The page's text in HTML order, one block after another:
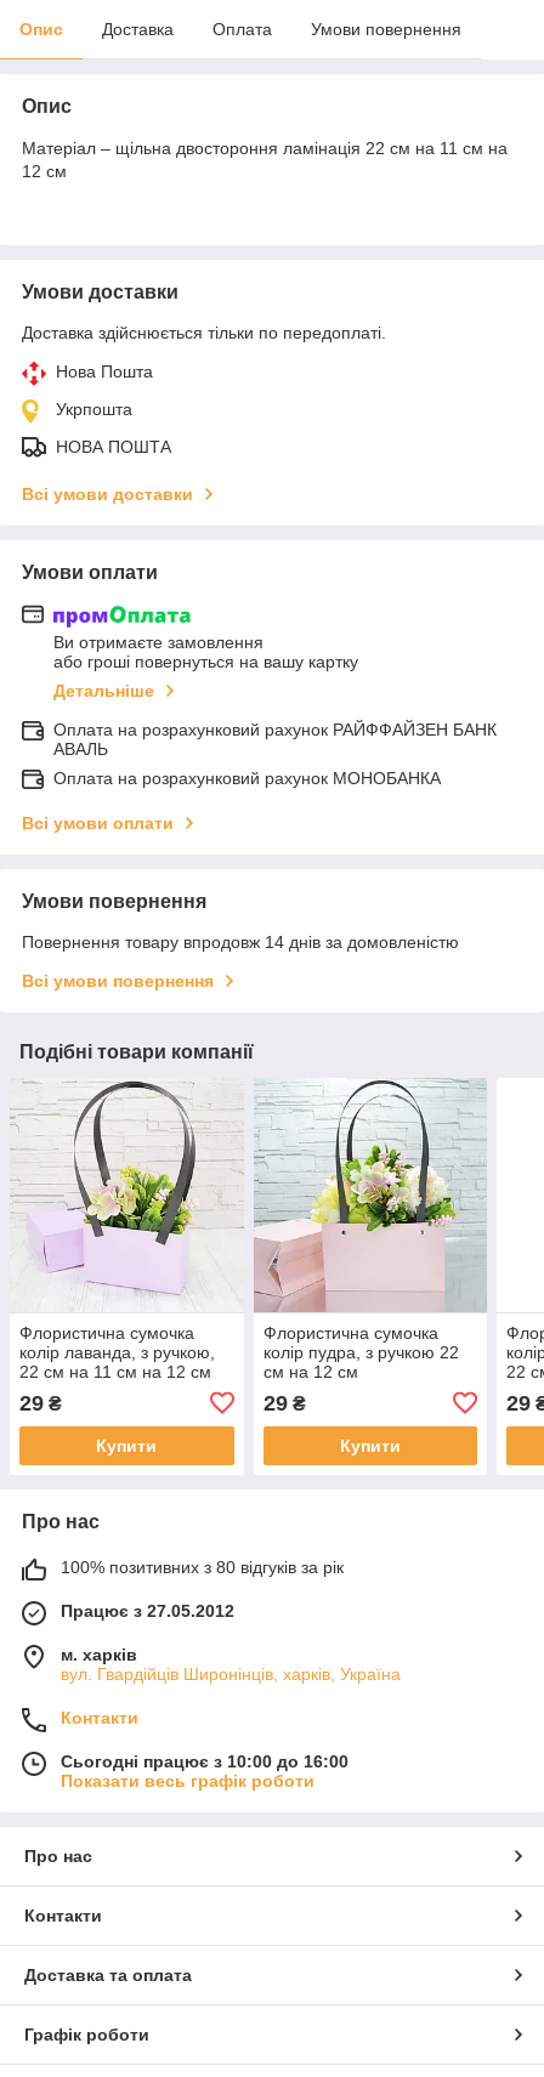
Опис Доставка Оплата Умови повернення
Опис
Матеріал – щільна двостороння ламінація 22 см на 11 см на
12 см
Умови доставки
Доставка здійснюється тільки по передоплаті.
Нова Пошта
Укрпошта
НОВА ПОШТА
Всі умови доставки
Умови оплати
Ви отримаєте замовлення
або гроші повернуться на вашу картку
Детальніше
Оплата на розрахунковий рахунок РАЙФФАЙЗЕН БАНК
АВАЛЬ
Оплата на розрахунковий рахунок МОНОБАНКА
Всі умови оплати
Умови повернення
Повернення товару впродовж 14 днів за домовленістю
Всі умови повернення
Подібні товари компанії
Флористична сумочка
колір лаванда, з ручкою,
22 см на 11 см на 12 см
29 ₴
Купити
Флористична сумочка
колір пудра, з ручкою 22
см на 12 см
29₴
Купити
22
29
Про нас
100% позитивних з 80 відгуків за рік
Працює з 27.05.2012
м. харків
вул. Гвардійців Широнінців, харків, Україна
Контакти
Сьогодні працює з 10:00 до 16:00
Показати весь графік роботи
Про нас
Контакти
Доставка та оплата
Графік роботи